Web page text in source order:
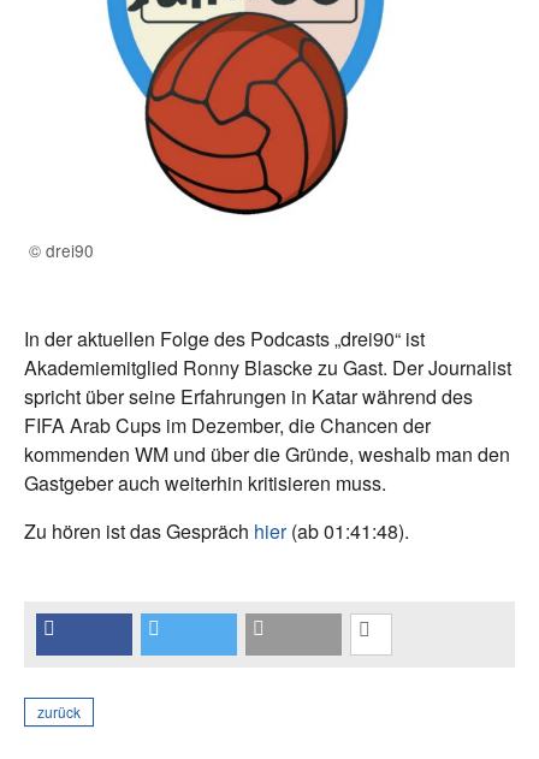
© drei90
In der aktuellen Folge des Podcasts „drei90“ ist
Akademiemitglied Ronny Blascke zu Gast. Der Journalist
spricht über seine Erfahrungen in Katar während des
FIFA Arab Cups im Dezember, die Chancen der
kommenden WM und über die Gründe, weshalb man den
Gastgeber auch weiterhin kritisieren muss.
Zu hören ist das Gespräch hier(ab 01:41:48).
zurück